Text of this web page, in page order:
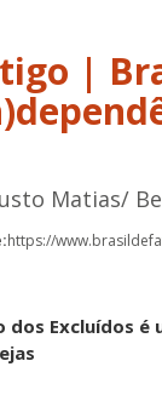
|
Matias/
https://
dos Excluídos é